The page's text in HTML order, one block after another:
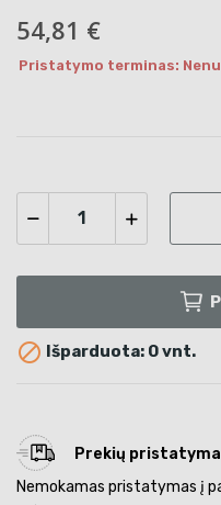
54,81 €
Pristatymo terminas:
 Išparduota: 0 vnt.
Prekių
Nemokamas pristatymas į